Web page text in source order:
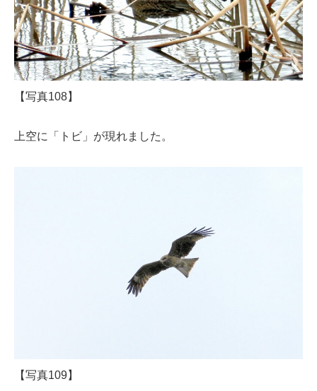
【写真108】
上空に「トビ」が現れました。
【写真109】